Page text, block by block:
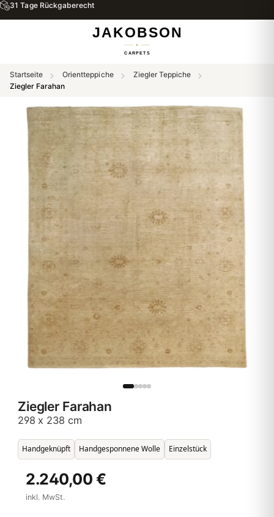
31 Tage Rückgaberecht
Startseite Orientteppiche
Ziegler Teppiche
Ziegler Farahan
Ziegler Farahan
298 x 238 cm
Handgeknüpft Handgesponnene Wolle Einzelstück
2.240,00 €
inkl. MwSt.